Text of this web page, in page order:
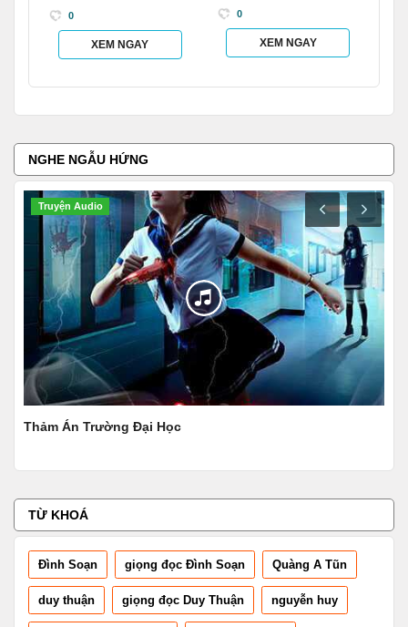
0
XEM NGAY
0
XEM NGAY
NGHE NGẪU HỨNG
Truyện Tâm Lý Xã Hội
Mối Tình Ngang Trái
TỪ KHOÁ
Đình Soạn giọng đọc Đình Soạn Quàng A Tũn
duy thuận giọng đọc Duy Thuận nguyễn huy